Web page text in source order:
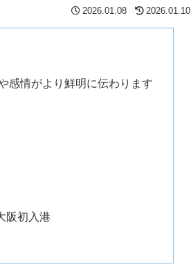
2026.01.08 2026.01.10
感情がより鮮明に伝わります
阪初入港